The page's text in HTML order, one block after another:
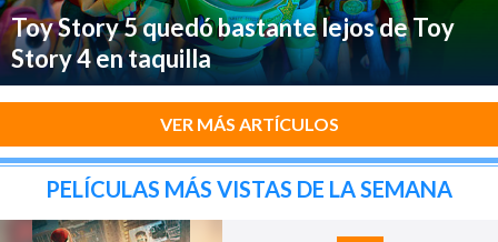
Toy Story 5 quedó bastante lejos de Toy
Story 4 en taquilla
VER MÁS ARTÍCULOS
PELÍCULAS MÁS VISTAS DE LA SEMANA